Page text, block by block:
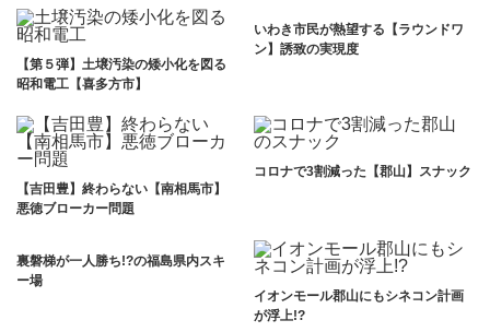
【第５弾】土壌汚染の矮小化を図る
昭和電工【喜多方市】
いわき市民が熱望する【ラウンドワ
ン】誘致の実現度
【吉田豊】終わらない【南相馬市】
悪徳ブローカー問題
コロナで3割減った【郡山】スナック
裏磐梯が一人勝ち!?の福島県内スキ
ー場
イオンモール郡山にもシネコン計画
が浮上!?